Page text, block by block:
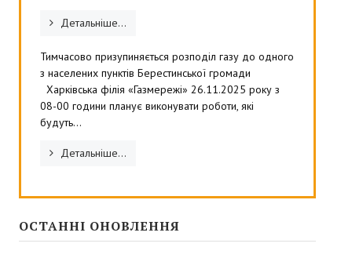
Детальніше...
Тимчасово призупиняється розподіл газу до одного
з населених пунктів Берестинської громади
Харківська філія «Газмережі» 26.11.2025 року з
08-00 години планує виконувати роботи, які
будуть...
Детальніше...
ОСТАННІ ОНОВЛЕННЯ